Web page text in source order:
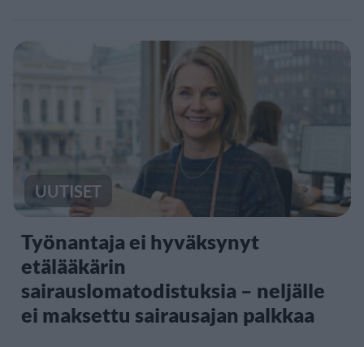
UUTISET
Työnantaja ei hyväksynyt
etälääkärin
sairauslomatodistuksia – neljälle
ei maksettu sairausajan palkkaa